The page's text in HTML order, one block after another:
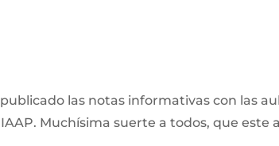
publicado las notas informativas con las
Muchísima suerte a todos, que este